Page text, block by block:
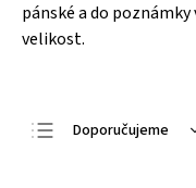
pánské a do
velikost.
Doporučujeme